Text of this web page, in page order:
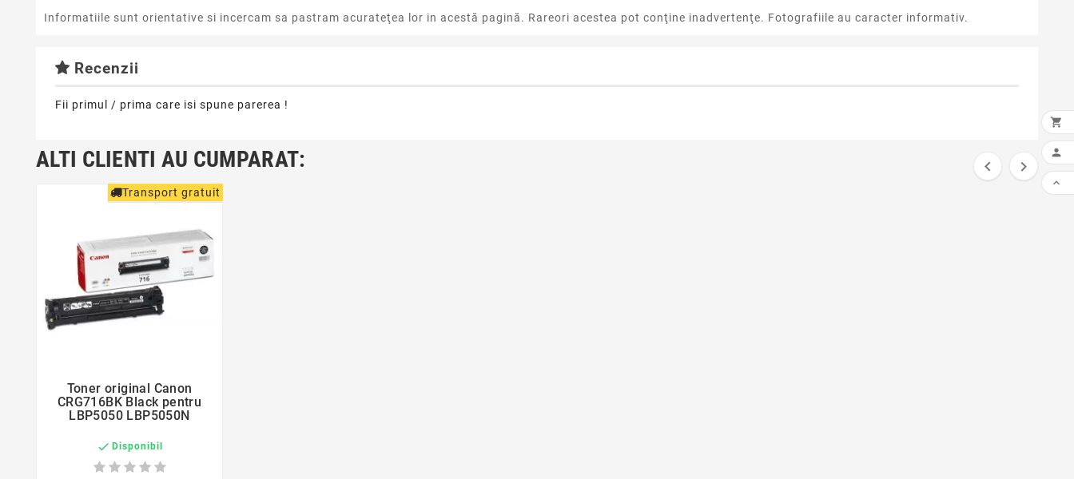
Informatiile sunt orientative si incercam sa pastram acurateţea lor in acestă pagină. Rareori acestea pot conţine inadvertenţe. Fotografiile au caracter informativ.
Recenzii
Fii primul / prima care isi spune parerea !
ALTI CLIENTI AU CUMPARAT:  
Transport gratuit

Toner original Canon
CRG716BK Black pentru
LBP5050 LBP5050N
 Disponibil


